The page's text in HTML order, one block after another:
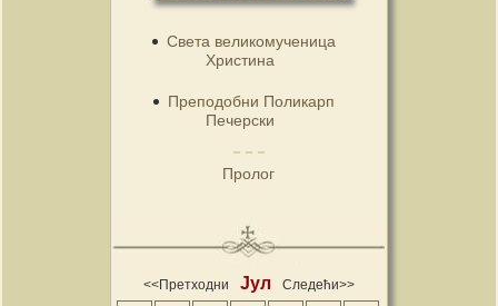
Света великомученица
Христина
Преподобни Поликарп
Печерски
Пролог
<<Претходни Јул Следећи>>